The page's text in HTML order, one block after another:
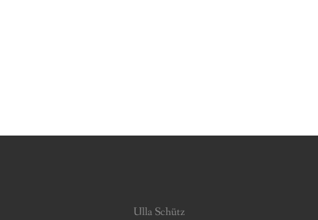
Ulla Schütz